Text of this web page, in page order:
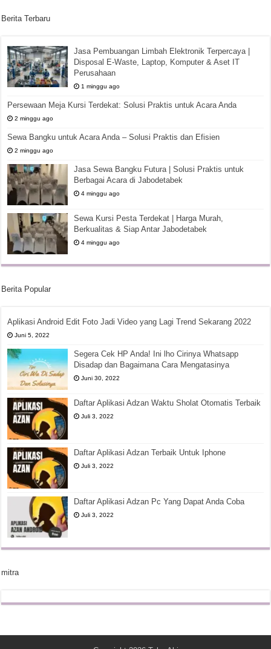
Berita Terbaru
Jasa Pembuangan Limbah Elektronik Terpercaya |
Disposal E-Waste, Laptop, Komputer & Aset IT
Perusahaan
1 minggu ago
Persewaan Meja Kursi Terdekat: Solusi Praktis untuk Acara Anda
2 minggu ago
Sewa Bangku untuk Acara Anda – Solusi Praktis dan Efisien
2 minggu ago
Jasa Sewa Bangku Futura | Solusi Praktis untuk
Berbagai Acara di Jabodetabek
4 minggu ago
Sewa Kursi Pesta Terdekat | Harga Murah,
Berkualitas & Siap Antar Jabodetabek
4 minggu ago
Berita Popular
Aplikasi Android Edit Foto Jadi Video yang Lagi Trend Sekarang 2022
Juni 5, 2022
Segera Cek HP Anda! Ini lho Cirinya Whatsapp
Disadap dan Bagaimana Cara Mengatasinya
Juni 30, 2022
Daftar Aplikasi Adzan Waktu Sholat Otomatis Terbaik
Juli 3, 2022
Daftar Aplikasi Adzan Terbaik Untuk Iphone
Juli 3, 2022
Daftar Aplikasi Adzan Pc Yang Dapat Anda Coba
Juli 3, 2022
mitra